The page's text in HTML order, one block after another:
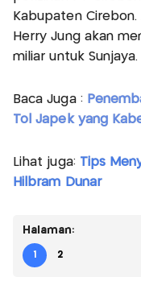
Kabupaten
Herry Jung akan
miliar untuk Sunjaya.
Baca Juga :
Tol Japek yang
Lihat juga: Tips
Hilbram Dunar
Halaman:
1 2